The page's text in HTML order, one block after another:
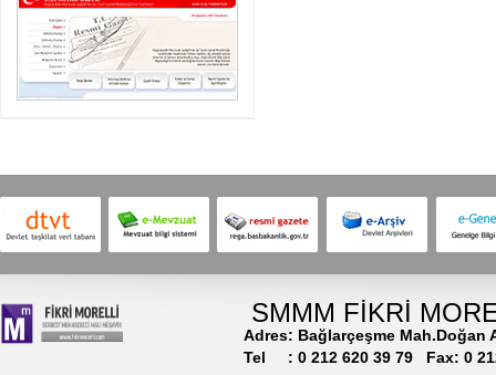
SMMM FİKRİ
Adres: Bağlarçeşme Mah.Doğan
Tel : 0 212 620 39 79
Fax: 0